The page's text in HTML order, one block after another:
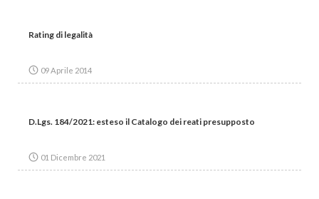
Rating di legalità
09 Aprile 2014
D.Lgs. 184/2021: esteso il Catalogo dei reati presupposto
01 Dicembre 2021